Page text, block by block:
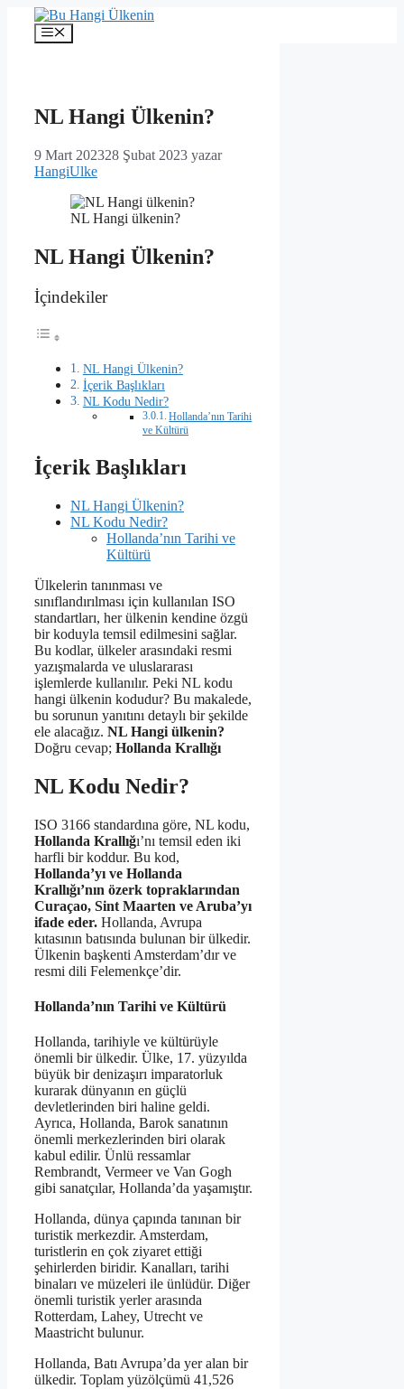
İçeriğe
Menü
NL Hangi Ülkenin?
9 Mart 202328 Şubat 2023 yazar
HangiUlke
NL Hangi ülkenin?
NL Hangi Ülkenin?
İçindekiler
NL Hangi Ülkenin?
İçerik Başlıkları
NL Kodu Nedir?
Hollanda’nın Tarihi
ve Kültürü
İçerik Başlıkları
NL Hangi Ülkenin?
NL Kodu Nedir?
Hollanda’nın Tarihi ve
Kültürü
Ülkelerin tanınması ve
sınıflandırılması için kullanılan ISO
standartları, her ülkenin kendine özgü
bir koduyla temsil edilmesini sağlar.
Bu kodlar, ülkeler arasındaki resmi
yazışmalarda ve uluslararası
işlemlerde kullanılır. Peki NL kodu
hangi ülkenin kodudur? Bu makalede,
bu sorunun yanıtını detaylı bir şekilde
ele alacağız. NL Hangi ülkenin?
Doğru cevap; Hollanda Krallığı
NL Kodu Nedir?
ISO 3166 standardına göre, NL kodu,
Hollanda Krallığı’nı temsil eden iki
harfli bir koddur. Bu kod,
Hollanda’yı ve Hollanda
Krallığı’nın özerk topraklarından
Curaçao, Sint Maarten ve Aruba’yı
ifade eder. Hollanda, Avrupa
kıtasının batısında bulunan bir ülkedir.
Ülkenin başkenti Amsterdam’dır ve
resmi dili Felemenkçe’dir.
Hollanda’nın Tarihi ve Kültürü
Hollanda, tarihiyle ve kültürüyle
önemli bir ülkedir. Ülke, 17. yüzyılda
büyük bir denizaşırı imparatorluk
kurarak dünyanın en güçlü
devletlerinden biri haline geldi.
Ayrıca, Hollanda, Barok sanatının
önemli merkezlerinden biri olarak
kabul edilir. Ünlü ressamlar
Rembrandt, Vermeer ve Van Gogh
gibi sanatçılar, Hollanda’da yaşamıştır.
Hollanda, dünya çapında tanınan bir
turistik merkezdir. Amsterdam,
turistlerin en çok ziyaret ettiği
şehirlerden biridir. Kanalları, tarihi
binaları ve müzeleri ile ünlüdür. Diğer
önemli turistik yerler arasında
Rotterdam, Lahey, Utrecht ve
Maastricht bulunur.
Hollanda, Batı Avrupa’da yer alan bir
ülkedir. Toplam yüzölçümü 41,526